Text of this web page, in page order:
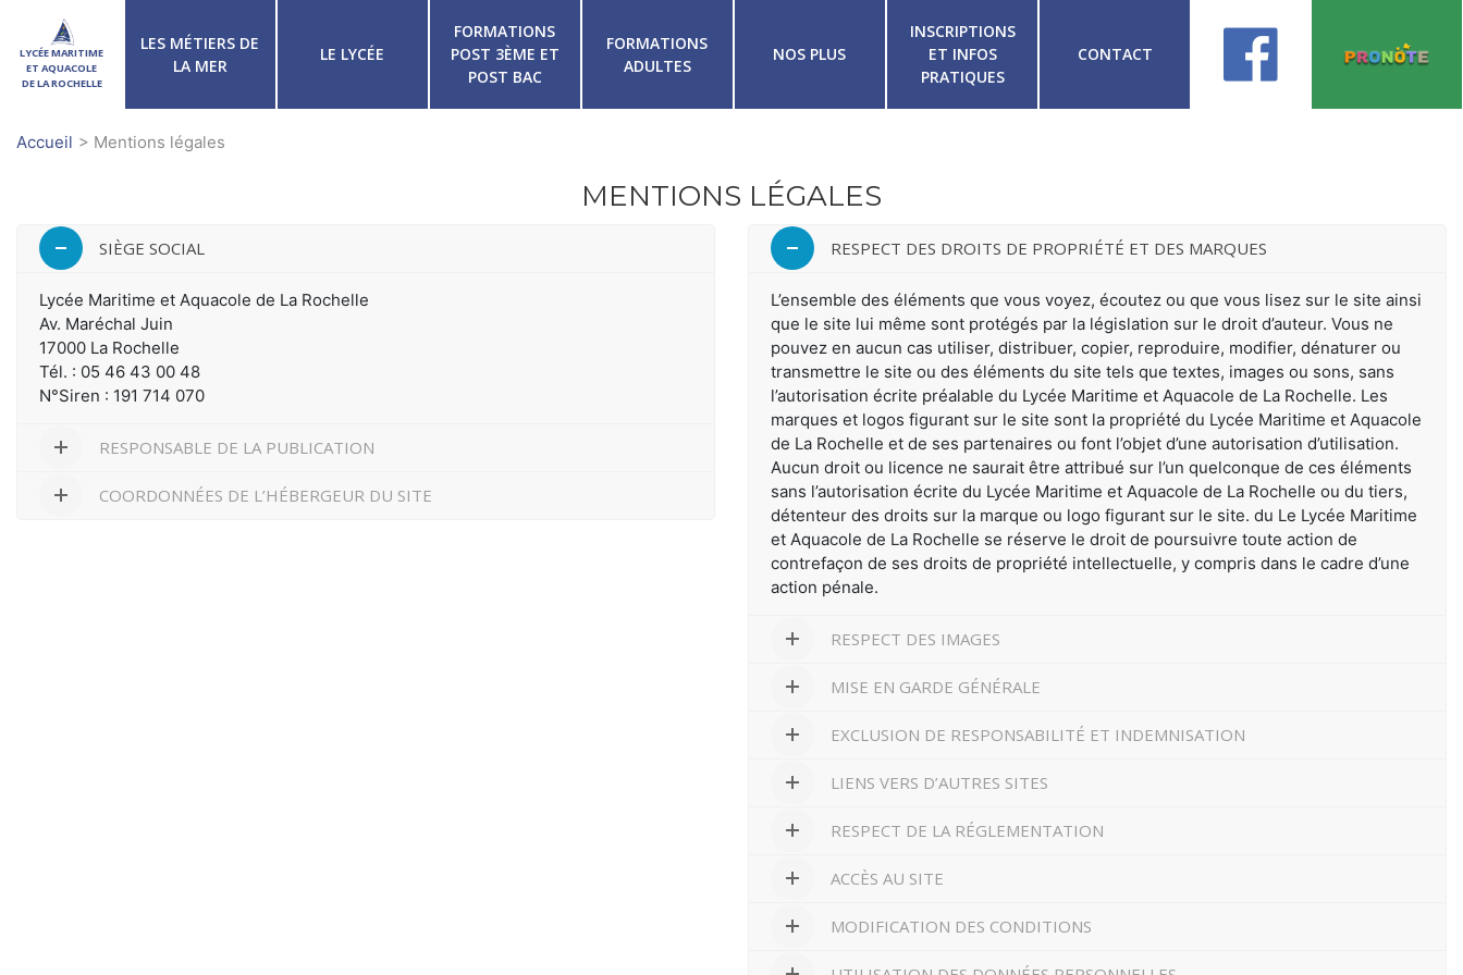
LYCÉE MARITIME
ET AQUACOLE
DE LA ROCHELLE
LES MÉTIERS DE
LA MER
LE LYCÉE
FORMATIONS
POST 3ÈME ET
POST BAC
FORMATIONS
ADULTES
NOS PLUS
INSCRIPTIONS
ET INFOS
PRATIQUES
CONTACT
Accueil > Mentions légales
MENTIONS LÉGALES
SIÈGE SOCIAL
Lycée Maritime et Aquacole de La Rochelle
Av. Maréchal Juin
17000 La Rochelle
Tél. : 05 46 43 00 48
N°Siren : 191 714 070
RESPONSABLE DE LA PUBLICATION
COORDONNÉES DE L’HÉBERGEUR DU SITE
RESPECT DES DROITS DE PROPRIÉTÉ ET DES MARQUES
L’ensemble des éléments que vous voyez, écoutez ou que vous lisez sur le site ainsi
que le site lui même sont protégés par la législation sur le droit d’auteur. Vous ne
pouvez en aucun cas utiliser, distribuer, copier, reproduire, modifier, dénaturer ou
transmettre le site ou des éléments du site tels que textes, images ou sons, sans
l’autorisation écrite préalable du Lycée Maritime et Aquacole de La Rochelle. Les
marques et logos figurant sur le site sont la propriété du Lycée Maritime et Aquacole
de La Rochelle et de ses partenaires ou font l’objet d’une autorisation d’utilisation.
Aucun droit ou licence ne saurait être attribué sur l’un quelconque de ces éléments
sans l’autorisation écrite du Lycée Maritime et Aquacole de La Rochelle ou du tiers,
détenteur des droits sur la marque ou logo figurant sur le site. du Le Lycée Maritime
et Aquacole de La Rochelle se réserve le droit de poursuivre toute action de
contrefaçon de ses droits de propriété intellectuelle, y compris dans le cadre d’une
action pénale.
RESPECT DES IMAGES
MISE EN GARDE GÉNÉRALE
EXCLUSION DE RESPONSABILITÉ ET INDEMNISATION
LIENS VERS D’AUTRES SITES
RESPECT DE LA RÉGLEMENTATION
ACCÈS AU SITE
MODIFICATION DES CONDITIONS